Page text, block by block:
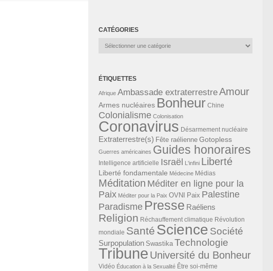
CATÉGORIES
Catégories
ÉTIQUETTES
Afrique Ambassade extraterrestreAmour
Armes nucléaires Bonheur Chine
Colonialisme Colonisation
Coronavirus Désarmement nucléaire
Extraterrestre(s) Fête raélienne Gotopless
Guerres américaines Guides honoraires
Intelligence artificielle Israël L'infini Liberté
Liberté fondamentale Médecine Médias
Méditation Méditer en ligne pour la
Paix Méditer pour la Paix OVNI Paix Palestine
Paradisme Presse Raéliens
Religion Réchauffement climatique Révolution
mondiale Santé Science Société
Surpopulation Swastika Technologie
Tribune Université du Bonheur
Vidéo Éducation à la Sexualité Être soi-même